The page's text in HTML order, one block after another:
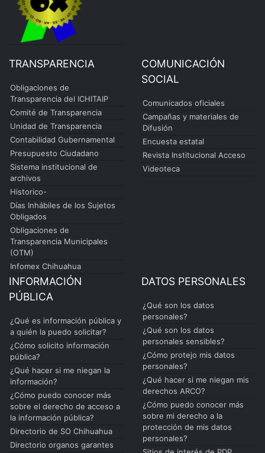
TRANSPARENCIA
Obligaciones de
Transparencia del ICHITAIP
Comité de Transparencia
Unidad de Transparencia
Contabilidad Gubernamental
Presupuesto Ciudadano
Sistema institucional de
archivos
Historico-
Días Inhábiles de los Sujetos
Obligados
Obligaciones de
Transparencia Municipales
(OTM)
Infomex Chihuahua
COMUNICACIÓN
SOCIAL
Comunicados oficiales
Campañas y materiales de
Difusión
Encuesta estatal
Revista Institucional Acceso
Videoteca
INFORMACIÓN
PÚBLICA
¿Qué es información pública y
a quién la puedo solicitar?
¿Cómo solicito información
pública?
¿Qué hacer si me niegan la
información?
¿Cómo puedo conocer más
sobre el derecho de acceso a
la información pública?
Directorio de SO Chihuahua
Directorio organos garantes
DATOS PERSONALES
¿Qué son los datos
personales?
¿Qué son los datos
personales sensibles?
¿Cómo protejo mis datos
personales?
¿Qué hacer si me niegan mis
derechos ARCO?
¿Cómo puedo conocer más
sobre mi derecho a la
protección de mis datos
personales?